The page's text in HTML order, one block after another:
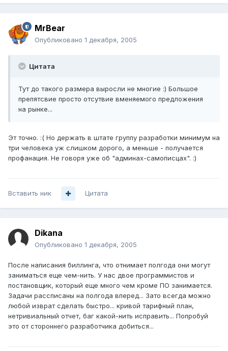
MrBear
Опубликовано 1 декабря, 2005
Цитата
Тут до такого размера выросли не многие :) Большое
препятсвие просто отсутвие вменяемого предложения
на рынке...
Эт точно. :( Но держать в штате группу разработки минимум на
три человека уж слишком дорого, а меньше - получается
профанация. Не говоря уже об "админах-самописцах". :)
Вставить ник Цитата
Dikana
Опубликовано 1 декабря, 2005
После написания биллинга, что отнимает полгода они могут
заниматься еще чем-нить. У нас двое программистов и
постановщик, который еще много чем кроме ПО занимается.
Задачи рассписаны на полгода вперед... Зато всегда можно
любой изврат сделать быстро... кривой тарифный план,
нетривиальный отчет, баг какой-нить исправить... Попробуй
это от стороннего разработчика добиться...